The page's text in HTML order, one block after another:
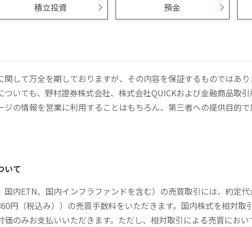
積立投資 預金
して万全を期しておりますが、その内容を保証するものではあ
いても、野村證券株式会社、株式会社QUICKおよび金融商品取
ジの情報を営業に利用することはもちろん、第三者への提供目的
いて
国内ETN、国内インフラファンドを含む）の売買取引には、約定
円（税込み））の売買手数料をいただきます。国内株式を相対取
価のみお支払いいただきます。ただし、相対取引による売買にお